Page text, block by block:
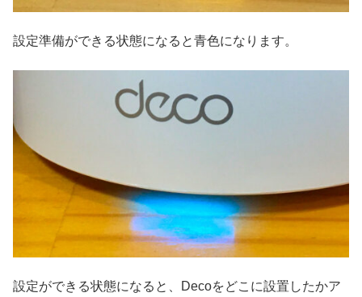
設定準備ができる状態になると青色になります。
設定ができる状態になると、Decoをどこに設置したかア